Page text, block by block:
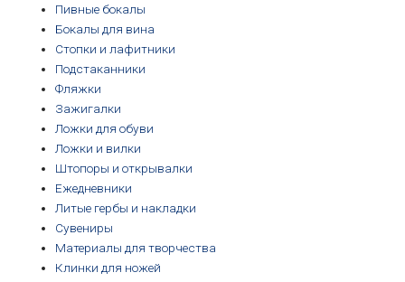
Пивные бокалы
Бокалы для вина
Стопки и лафитники
Подстаканники
Фляжки
Зажигалки
Ложки для обуви
Ложки и вилки
Штопоры и открывалки
Ежедневники
Литые гербы и накладки
Сувениры
Материалы для творчества
Клинки для ножей